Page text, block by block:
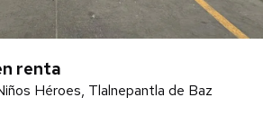
renta
Héroes, Tlalnepantla de Baz